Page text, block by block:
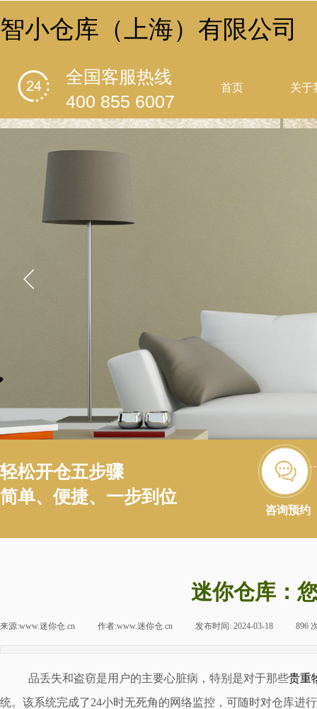
全国客服热线
400 855 6007
智小仓库（上海）有限公司
首页 关于
咨询预约
轻松开仓五步骤
简单、便捷、一步到位
迷你仓库：
来源:www.迷你仓.cn 作者:www.迷你仓.cn 发布时间: 2024-03-18 896
品丢失和盗窃是用户的主要心脏病，特别是对于那些贵重
统。该系统完成了24小时无死角的网络监控，可随时对仓库进